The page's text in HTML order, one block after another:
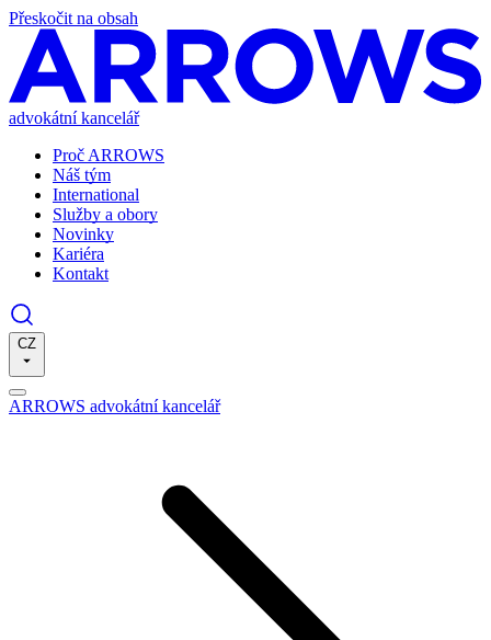
Přeskočit na obsah
advokátní kancelář
Proč ARROWS
Náš tým
International
Služby a obory
Novinky
Kariéra
Kontakt
CZ
ARROWS advokátní kancelář